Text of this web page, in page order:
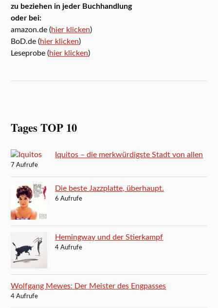
zu beziehen in jeder Buchhandlung
oder bei:
amazon.de (hier klicken)
BoD.de (hier klicken)
Leseprobe (hier klicken)
Tages TOP 10
Iquitos – die merkwürdigste Stadt von allen
7 Aufrufe
Die beste Jazzplatte, überhaupt.
6 Aufrufe
Hemingway und der Stierkampf
4 Aufrufe
Wolfgang Mewes: Der Meister des Engpasses
4 Aufrufe